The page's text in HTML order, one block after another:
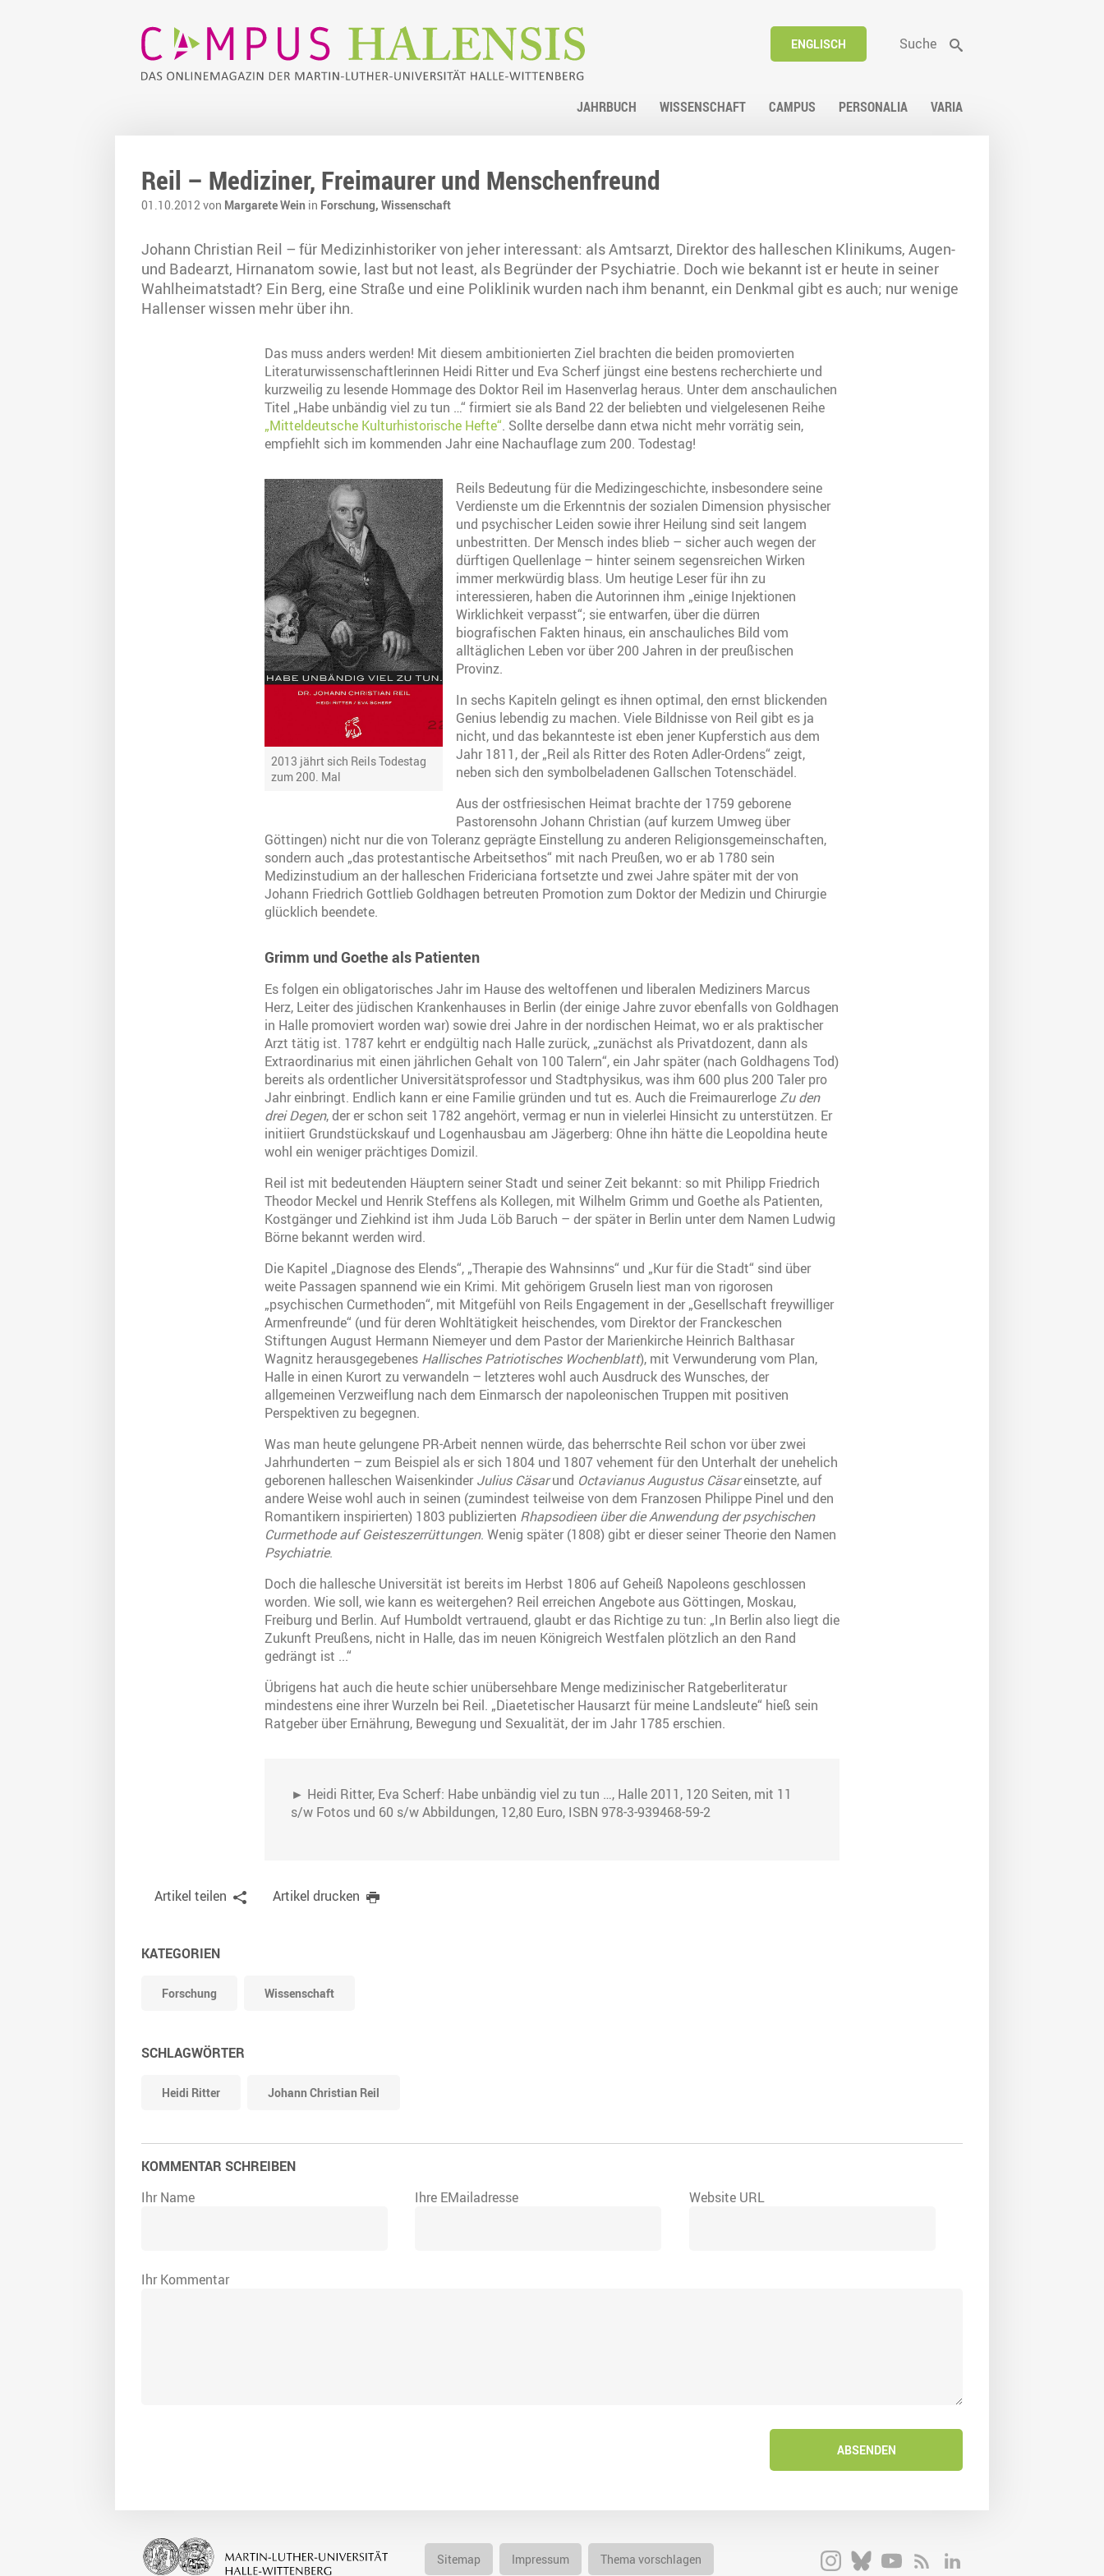
ENGLISCH Suche
JAHRBUCH WISSENSCHAFT CAMPUS PERSONALIA VARIA
Reil – Mediziner, Freimaurer und Menschenfreund
01.10.2012 von Margarete Wein in Forschung, Wissenschaft
Johann Christian Reil – für Medizinhistoriker von jeher interessant: als Amtsarzt, Direktor des halleschen Klinikums, Augen-
und Badearzt, Hirnanatom sowie, last but not least, als Begründer der Psychiatrie. Doch wie bekannt ist er heute in seiner
Wahlheimatstadt? Ein Berg, eine Straße und eine Poliklinik wurden nach ihm benannt, ein Denkmal gibt es auch; nur wenige
Hallenser wissen mehr über ihn.
Das muss anders werden! Mit diesem ambitionierten Ziel brachten die beiden promovierten
Literaturwissenschaftlerinnen Heidi Ritter und Eva Scherf jüngst eine bestens recherchierte und
kurzweilig zu lesende Hommage des Doktor Reil im Hasenverlag heraus. Unter dem anschaulichen
Titel „Habe unbändig viel zu tun …“ firmiert sie als Band 22 der beliebten und vielgelesenen Reihe
„Mitteldeutsche Kulturhistorische Hefte“. Sollte derselbe dann etwa nicht mehr vorrätig sein,
empfiehlt sich im kommenden Jahr eine Nachauflage zum 200. Todestag!
2013 jährt sich Reils Todestag
zum 200. Mal
Reils Bedeutung für die Medizingeschichte, insbesondere seine
Verdienste um die Erkenntnis der sozialen Dimension physischer
und psychischer Leiden sowie ihrer Heilung sind seit langem
unbestritten. Der Mensch indes blieb – sicher auch wegen der
dürftigen Quellenlage – hinter seinem segensreichen Wirken
immer merkwürdig blass. Um heutige Leser für ihn zu
interessieren, haben die Autorinnen ihm „einige Injektionen
Wirklichkeit verpasst“; sie entwarfen, über die dürren
biografischen Fakten hinaus, ein anschauliches Bild vom
alltäglichen Leben vor über 200 Jahren in der preußischen
Provinz.
In sechs Kapiteln gelingt es ihnen optimal, den ernst blickenden
Genius lebendig zu machen. Viele Bildnisse von Reil gibt es ja
nicht, und das bekannteste ist eben jener Kupferstich aus dem
Jahr 1811, der „Reil als Ritter des Roten Adler-Ordens“ zeigt,
neben sich den symbolbeladenen Gallschen Totenschädel.
Aus der ostfriesischen Heimat brachte der 1759 geborene
Pastorensohn Johann Christian (auf kurzem Umweg über
Göttingen) nicht nur die von Toleranz geprägte Einstellung zu anderen Religionsgemeinschaften,
sondern auch „das protestantische Arbeitsethos“ mit nach Preußen, wo er ab 1780 sein
Medizinstudium an der halleschen Fridericiana fortsetzte und zwei Jahre später mit der von
Johann Friedrich Gottlieb Goldhagen betreuten Promotion zum Doktor der Medizin und Chirurgie
glücklich beendete.
Grimm und Goethe als Patienten
Es folgen ein obligatorisches Jahr im Hause des weltoffenen und liberalen Mediziners Marcus
Herz, Leiter des jüdischen Krankenhauses in Berlin (der einige Jahre zuvor ebenfalls von Goldhagen
in Halle promoviert worden war) sowie drei Jahre in der nordischen Heimat, wo er als praktischer
Arzt tätig ist. 1787 kehrt er endgültig nach Halle zurück, „zunächst als Privatdozent, dann als
Extraordinarius mit einen jährlichen Gehalt von 100 Talern“, ein Jahr später (nach Goldhagens Tod)
bereits als ordentlicher Universitätsprofessor und Stadtphysikus, was ihm 600 plus 200 Taler pro
Jahr einbringt. Endlich kann er eine Familie gründen und tut es. Auch die Freimaurerloge Zu den
drei Degen, der er schon seit 1782 angehört, vermag er nun in vielerlei Hinsicht zu unterstützen. Er
initiiert Grundstückskauf und Logenhausbau am Jägerberg: Ohne ihn hätte die Leopoldina heute
wohl ein weniger prächtiges Domizil.
Reil ist mit bedeutenden Häuptern seiner Stadt und seiner Zeit bekannt: so mit Philipp Friedrich
Theodor Meckel und Henrik Steffens als Kollegen, mit Wilhelm Grimm und Goethe als Patienten,
Kostgänger und Ziehkind ist ihm Juda Löb Baruch – der später in Berlin unter dem Namen Ludwig
Börne bekannt werden wird.
Die Kapitel „Diagnose des Elends“, „Therapie des Wahnsinns“ und „Kur für die Stadt“ sind über
weite Passagen spannend wie ein Krimi. Mit gehörigem Gruseln liest man von rigorosen
„psychischen Curmethoden“, mit Mitgefühl von Reils Engagement in der „Gesellschaft freywilliger
Armenfreunde“ (und für deren Wohltätigkeit heischendes, vom Direktor der Franckeschen
Stiftungen August Hermann Niemeyer und dem Pastor der Marienkirche Heinrich Balthasar
Wagnitz herausgegebenes Hallisches Patriotisches Wochenblatt), mit Verwunderung vom Plan,
Halle in einen Kurort zu verwandeln – letzteres wohl auch Ausdruck des Wunsches, der
allgemeinen Verzweiflung nach dem Einmarsch der napoleonischen Truppen mit positiven
Perspektiven zu begegnen.
Was man heute gelungene PR-Arbeit nennen würde, das beherrschte Reil schon vor über zwei
Jahrhunderten – zum Beispiel als er sich 1804 und 1807 vehement für den Unterhalt der unehelich
geborenen halleschen WaisenkinderJulius Cäsarund Octavianus Augustus Cäsareinsetzte, auf
andere Weise wohl auch in seinen (zumindest teilweise von dem Franzosen Philippe Pinel und den
Romantikern inspirierten) 1803 publizierten Rhapsodieen über die Anwendung der psychischen
Curmethode auf Geisteszerrüttungen. Wenig später (1808) gibt er dieser seiner Theorie den Namen
Psychiatrie.
Doch die hallesche Universität ist bereits im Herbst 1806 auf Geheiß Napoleons geschlossen
worden. Wie soll, wie kann es weitergehen? Reil erreichen Angebote aus Göttingen, Moskau,
Freiburg und Berlin. Auf Humboldt vertrauend, glaubt er das Richtige zu tun: „In Berlin also liegt die
Zukunft Preußens, nicht in Halle, das im neuen Königreich Westfalen plötzlich an den Rand
gedrängt ist ...“
Übrigens hat auch die heute schier unübersehbare Menge medizinischer Ratgeberliteratur
mindestens eine ihrer Wurzeln bei Reil. „Diaetetischer Hausarzt für meine Landsleute“ hieß sein
Ratgeber über Ernährung, Bewegung und Sexualität, der im Jahr 1785 erschien.
► Heidi Ritter, Eva Scherf: Habe unbändig viel zu tun …, Halle 2011, 120 Seiten, mit 11
s/w Fotos und 60 s/w Abbildungen, 12,80 Euro, ISBN 978-3-939468-59-2
Artikel teilen Artikel drucken
KATEGORIEN
Forschung Wissenschaft
SCHLAGWÖRTER
Heidi Ritter Johann Christian Reil
KOMMENTAR SCHREIBEN
Ihr Name
Ihre EMailadresse Website URL
Ihr Kommentar
ABSENDEN
Sitemap Impressum Thema vorschlagen